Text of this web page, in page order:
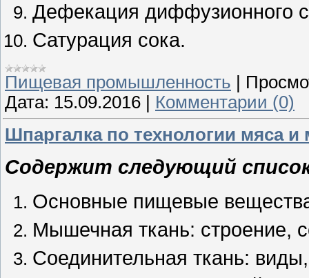
Дефекация диффузионного
Сатурация сока.
Пищевая промышленность
Дата: 15.09.2016
Комментарии (0)
Шпаргалка по технологии мяса и
Cодержит следующий
Основные пищевые
Мышечная ткань: строение,
Соединительная ткань: